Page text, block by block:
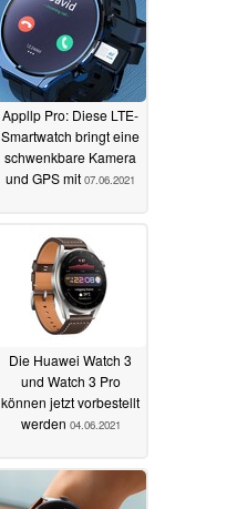
Appllp Pro: Diese LTE-
Smartwatch bringt eine
schwenkbare Kamera
und GPS mit 07.06.2021
Die Huawei Watch 3
und Watch 3 Pro
können jetzt vorbestellt
werden 04.06.2021